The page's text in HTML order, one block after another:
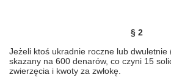
§ 2
Jeżeli ktoś ukradnie roczne lub dwuletnie
skazany na 600 denarów, co czyni 15
zwierzęcia i kwoty za zwłokę.